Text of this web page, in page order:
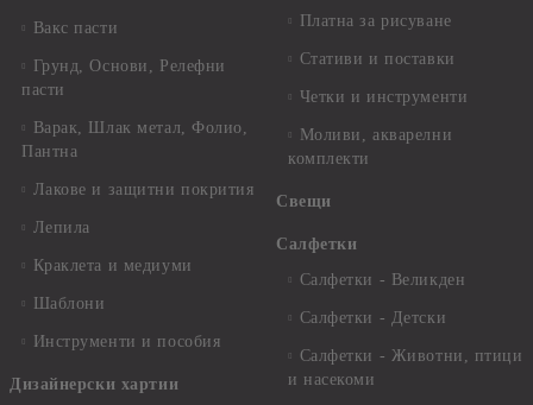
Вакс пасти
Грунд, Основи, Релефни
пасти
Варак, Шлак метал, Фолио,
Пантна
Лакове и защитни покрития
Лепила
Краклета и медиуми
Шаблони
Инструменти и пособия
Дизайнерски хартии
Платна за рисуване
Стативи и поставки
Четки и инструменти
Моливи, акварелни
комплекти
Свещи
Салфетки
Салфетки - Великден
Салфетки - Детски
Салфетки - Животни, птици
и насекоми